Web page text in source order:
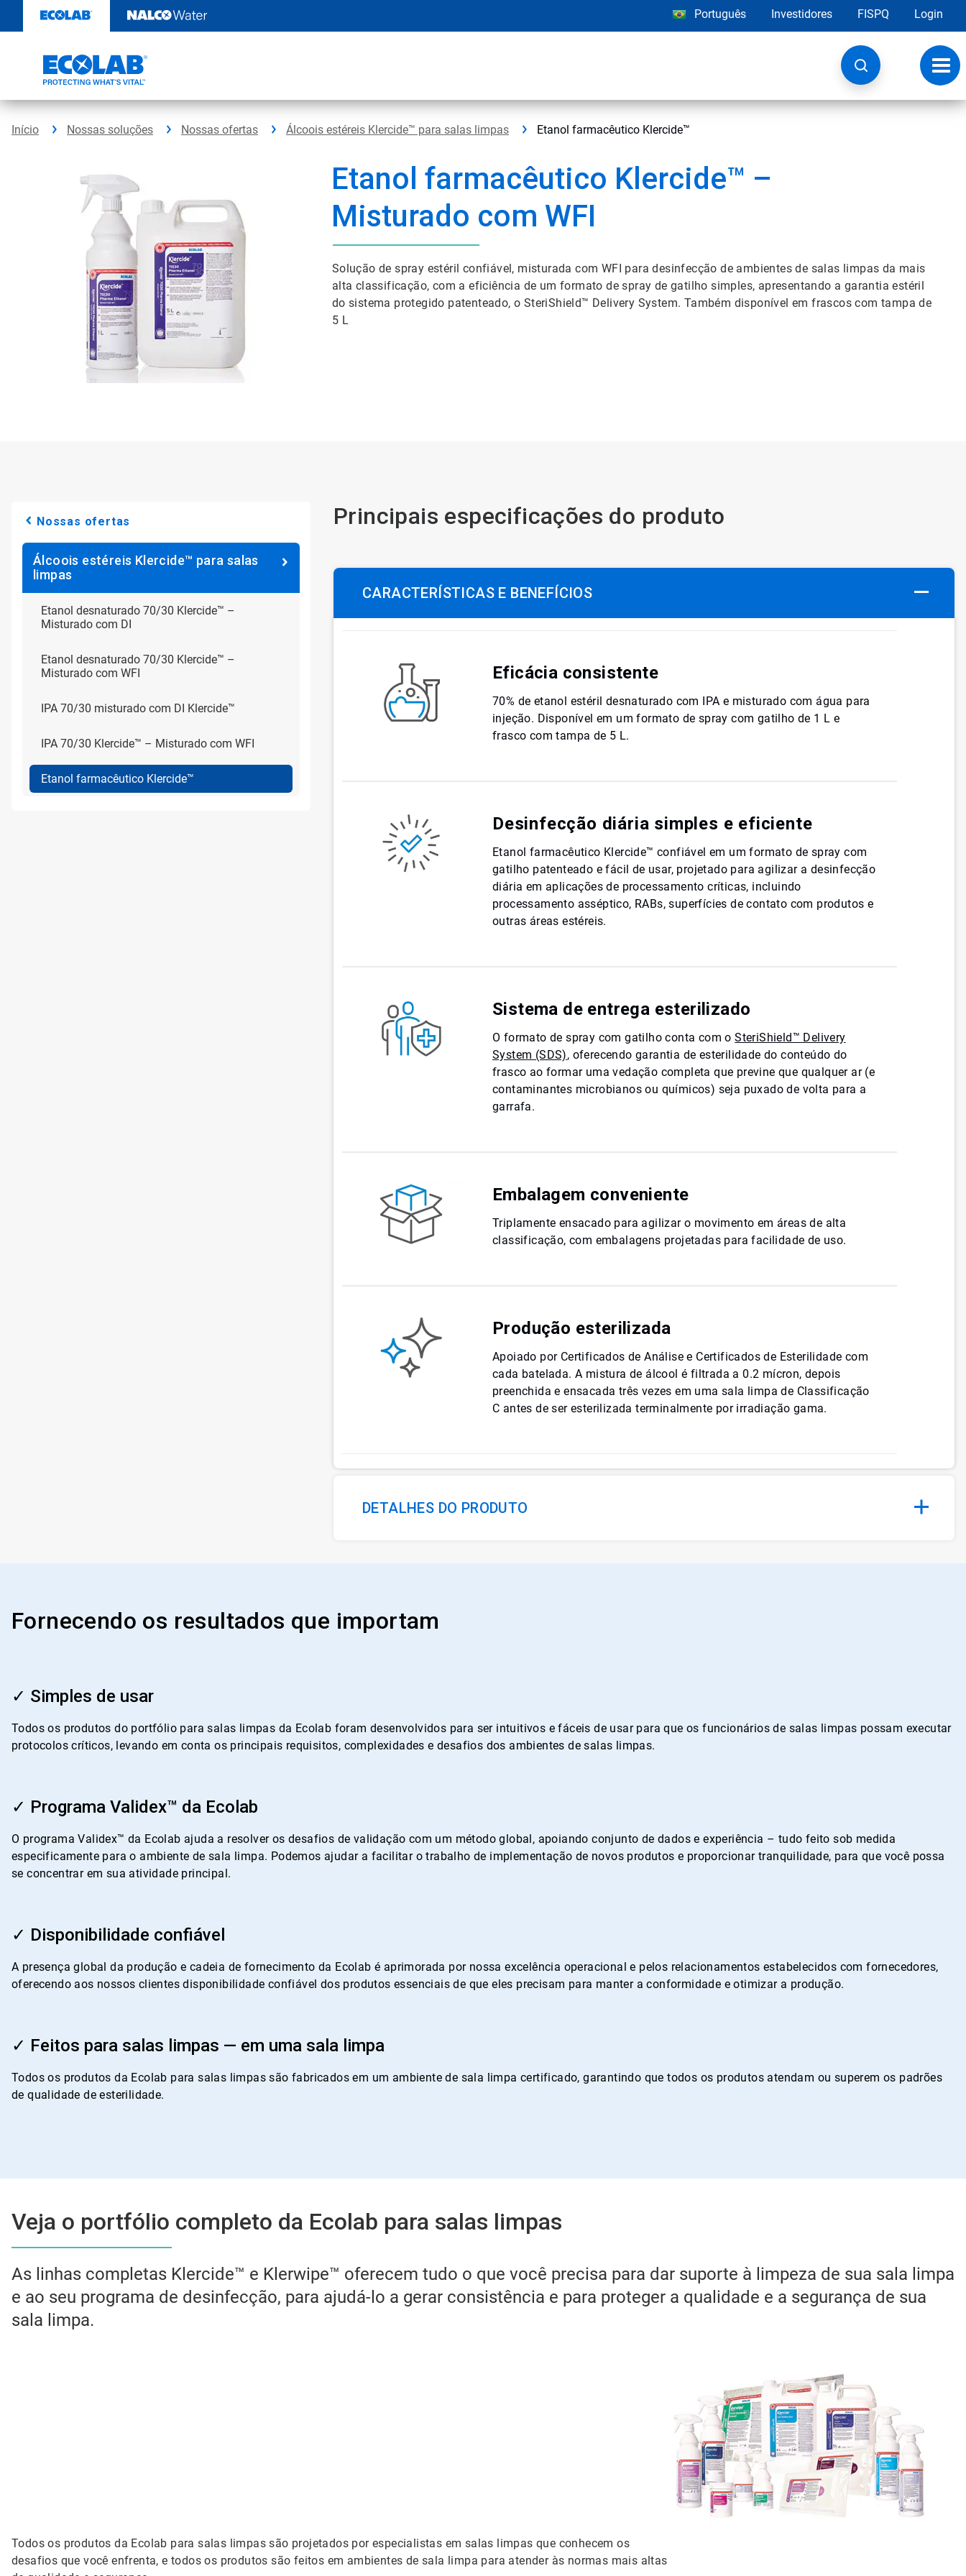
o
Português Investidores FISPQ Login
Início Nossas soluções Nossas ofertas Álcoois estéreis Klercide™ para salas limpas Etanol farmacêutico Klercide™
Etanol farmacêutico Klercide™ –
Misturado com WFI
Solução de spray estéril confiável, misturada com WFI para desinfecção de ambientes de salas limpas da mais
alta classificação, com a eficiência de um formato de spray de gatilho simples, apresentando a garantia estéril
do sistema protegido patenteado, o SteriShield™ Delivery System. Também disponível em frascos com tampa de
5 L
Nossas ofertas
Álcoois estéreis Klercide™ para salas
limpas
Etanol desnaturado 70/30 Klercide™ –
Misturado com DI
Etanol desnaturado 70/30 Klercide™ –
Misturado com WFI
IPA 70/30 misturado com DI Klercide™
IPA 70/30 Klercide™ – Misturado com WFI
Etanol farmacêutico Klercide™
Principais especificações do produto
CARACTERÍSTICAS E BENEFÍCIOS
Eficácia consistente
70% de etanol estéril desnaturado com IPA e misturado com água para
injeção. Disponível em um formato de spray com gatilho de 1 L e
frasco com tampa de 5 L.
Desinfecção diária simples e eficiente
Etanol farmacêutico Klercide™ confiável em um formato de spray com
gatilho patenteado e fácil de usar, projetado para agilizar a desinfecção
diária em aplicações de processamento críticas, incluindo
processamento asséptico, RABs, superfícies de contato com produtos e
outras áreas estéreis.
Sistema de entrega esterilizado
O formato de spray com gatilho conta com oSteriShield™ Delivery
System (SDS), oferecendo garantia de esterilidade do conteúdo do
frasco ao formar uma vedação completa que previne que qualquer ar (e
contaminantes microbianos ou químicos) seja puxado de volta para a
garrafa.
Embalagem conveniente
Triplamente ensacado para agilizar o movimento em áreas de alta
classificação, com embalagens projetadas para facilidade de uso.
Produção esterilizada
Apoiado por Certificados de Análise e Certificados de Esterilidade com
cada batelada. A mistura de álcool é filtrada a 0.2 mícron, depois
preenchida e ensacada três vezes em uma sala limpa de Classificação
C antes de ser esterilizada terminalmente por irradiação gama.
DETALHES DO PRODUTO
Fornecendo os resultados que importam
✓ Simples de usar
Todos os produtos do portfólio para salas limpas da Ecolab foram desenvolvidos para ser intuitivos e fáceis de usar para que os funcionários de salas limpas possam executar
protocolos críticos, levando em conta os principais requisitos, complexidades e desafios dos ambientes de salas limpas.
✓ Programa Validex™ da Ecolab
O programa Validex™ da Ecolab ajuda a resolver os desafios de validação com um método global, apoiando conjunto de dados e experiência – tudo feito sob medida
especificamente para o ambiente de sala limpa. Podemos ajudar a facilitar o trabalho de implementação de novos produtos e proporcionar tranquilidade, para que você possa
se concentrar em sua atividade principal.
✓ Disponibilidade confiável
A presença global da produção e cadeia de fornecimento da Ecolab é aprimorada por nossa excelência operacional e pelos relacionamentos estabelecidos com fornecedores,
oferecendo aos nossos clientes disponibilidade confiável dos produtos essenciais de que eles precisam para manter a conformidade e otimizar a produção.
✓ Feitos para salas limpas — em uma sala limpa
Todos os produtos da Ecolab para salas limpas são fabricados em um ambiente de sala limpa certificado, garantindo que todos os produtos atendam ou superem os padrões
de qualidade de esterilidade.
Veja o portfólio completo da Ecolab para salas limpas
As linhas completas Klercide™ e Klerwipe™ oferecem tudo o que você precisa para dar suporte à limpeza de sua sala limpa
e ao seu programa de desinfecção, para ajudá-lo a gerar consistência e para proteger a qualidade e a segurança de sua
sala limpa.
Todos os produtos da Ecolab para salas limpas são projetados por especialistas em salas limpas que conhecem os
desafios que você enfrenta, e todos os produtos são feitos em ambientes de sala limpa para atender às normas mais altas